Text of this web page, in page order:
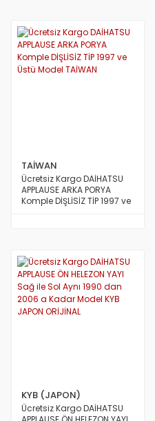
TAİWAN
Ücretsiz Kargo DAİHATSU
APPLAUSE ARKA PORYA
Komple DİŞLİSİZ TİP 1997 ve
KYB (JAPON)
Ücretsiz Kargo DAİHATSU